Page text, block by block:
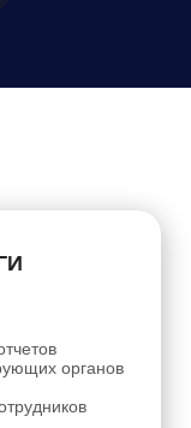
органов
данных